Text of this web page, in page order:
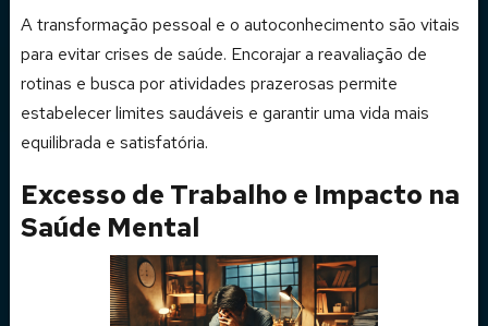
A transformação pessoal e o autoconhecimento são vitais
para evitar crises de saúde. Encorajar a reavaliação de
rotinas e busca por atividades prazerosas permite
estabelecer limites saudáveis e garantir uma vida mais
equilibrada e satisfatória.
Excesso de Trabalho e Impacto na
Saúde Mental